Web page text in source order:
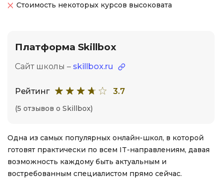
Стоимость некоторых курсов высоковата
Платформа Skillbox
Сайт школы – skillbox.ru
Рейтинг 3.7
(5 отзывов о Skillbox)
Одна из самых популярных онлайн-школ, в которой
готовят практически по всем IT-направлениям, давая
возможность каждому быть актуальным и
востребованным специалистом прямо сейчас.